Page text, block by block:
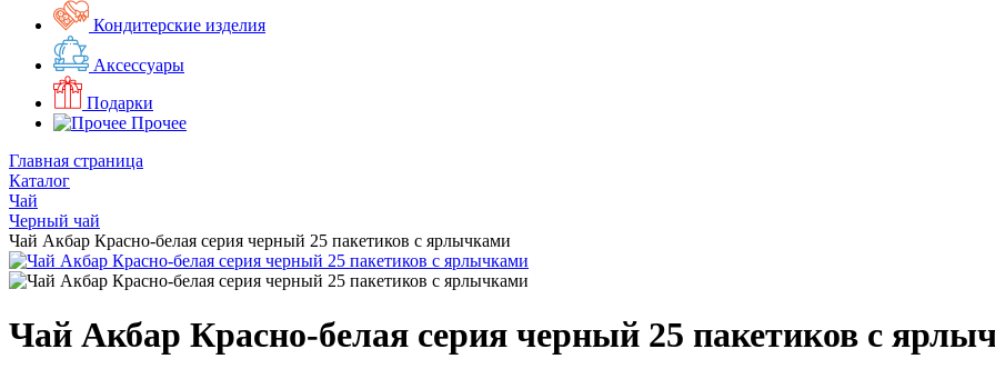
Кондитерские изделия
Аксессуары
Подарки
Прочее
Главная страница
Каталог
Чай
Черный чай
Чай Акбар Красно-белая серия черный 25 пакетиков с ярлычками
Чай Акбар Красно-белая серия черный 25 пакетиков с